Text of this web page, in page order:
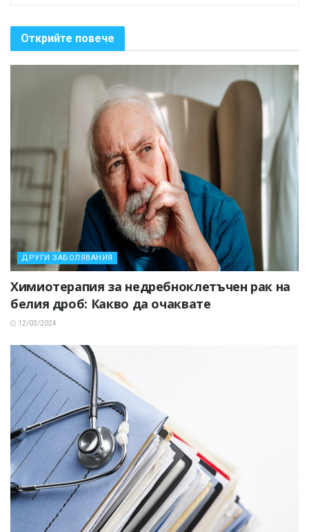
Открийте повече
ДРУГИ ЗАБОЛЯВАНИЯ
Химиотерапия за недребноклетъчен рак на
белия дроб: Какво да очаквате
12/03/2024